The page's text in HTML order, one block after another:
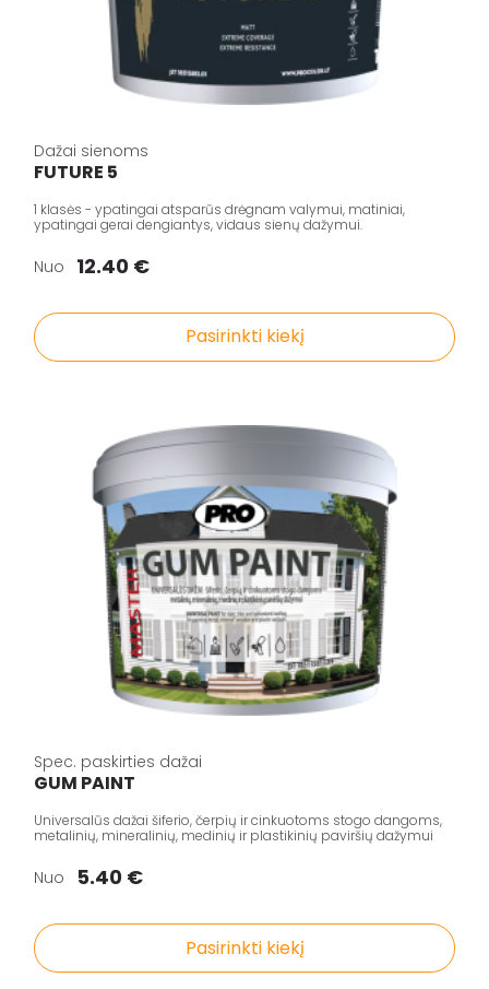
Dažai sienoms
FUTURE 5
1 klasės - ypatingai atsparūs drėgnam valymui, matiniai,
ypatingai gerai dengiantys, vidaus sienų dažymui.
Nuo 12.40 €
Pasirinkti kiekį
Spec. paskirties dažai
GUM PAINT
Universalūs dažai šiferio, čerpių ir cinkuotoms stogo dangoms,
metalinių, mineralinių, medinių ir plastikinių paviršių dažymui
Nuo 5.40 €
Pasirinkti kiekį